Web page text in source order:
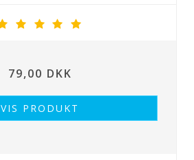
79,00 DKK
VIS PRODUKT